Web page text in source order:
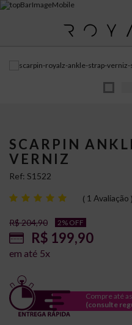
SCARPIN
VERNIZ
Ref: S1522
1 Avaliação
R$ 204,90 2% OFF
R$ 199,90
5x
Compre até
(consulte